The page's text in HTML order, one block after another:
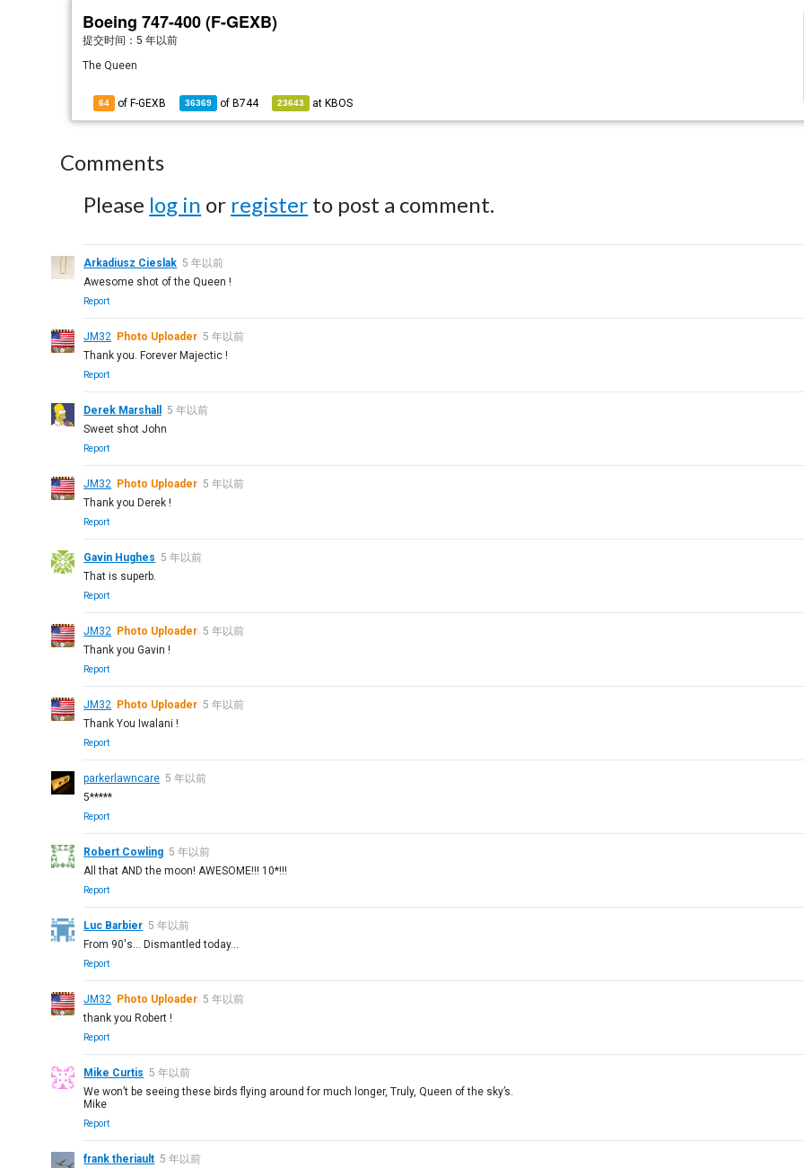
Boeing 747-400 (F-GEXB)
提交时间：5 年以前
The Queen
64 of F-GEXB 36369 of B744 23643 at KBOS
Comments
Please log in or register to post a comment.
Arkadiusz Cieslak 5 年以前
Awesome shot of the Queen !
Report
JM32 Photo Uploader 5 年以前
Thank you. Forever Majectic !
Report
Derek Marshall
5 年以前
Sweet shot John
Report
JM32 Photo Uploader 5 年以前
Thank you Derek !
Report
Gavin Hughes 5 年以前
That is superb.
Report
JM32 Photo Uploader 5 年以前
Thank you Gavin !
Report
JM32 Photo Uploader 5 年以前
Thank You Iwalani !
Report
parkerlawncare 5 年以前
5*****
Report
Robert Cowling 5 年以前
All that AND the moon! AWESOME!!! 10*!!!
Report
Luc Barbier 5 年以前
From 90's... Dismantled today...
Report
JM32 Photo Uploader 5 年以前
thank you Robert !
Report
Mike Curtis 5 年以前
We won’t be seeing these birds flying around for much longer, Truly, Queen of the sky’s.
Mike
Report
frank theriault 5 年以前